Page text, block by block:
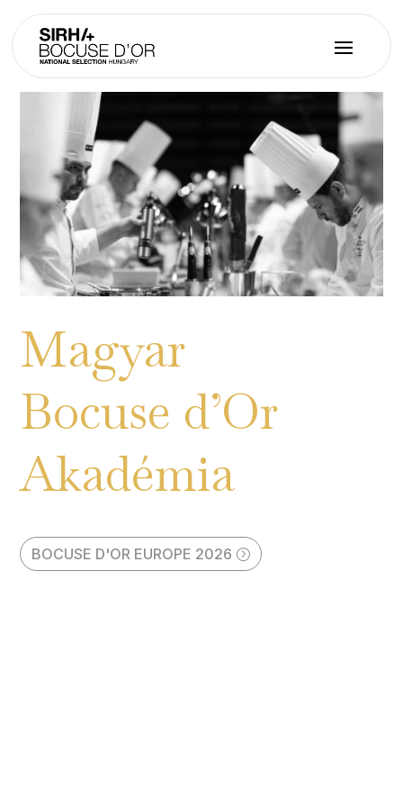
Magyar
Bocuse d’Or
Akadémia
BOCUSE D'OR EUROPE 2026